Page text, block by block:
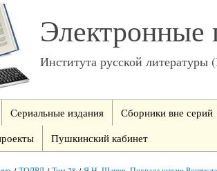
Электронные
Института русской
Сериальные издания
Сборники вне серий
Пушкинский кабинет